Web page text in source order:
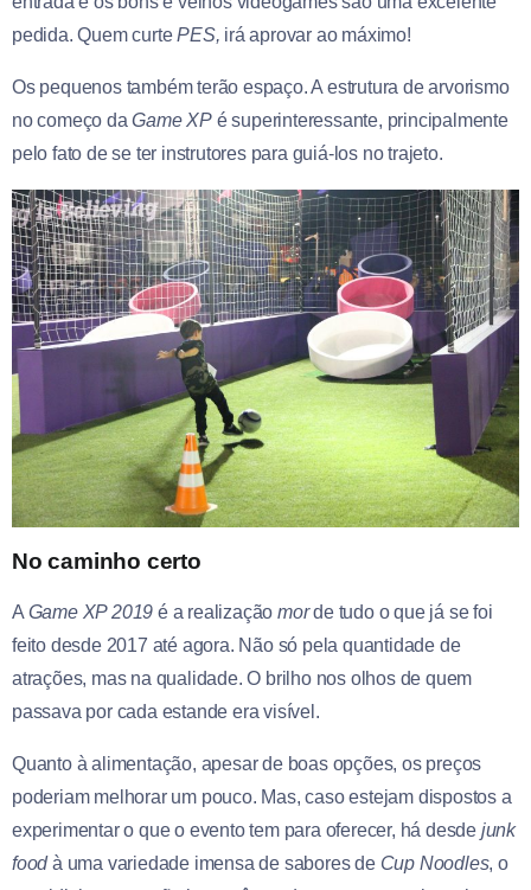
pedida. Quem curtePES, irá aprovar ao máximo!
Os pequenos também terão espaço. A estrutura de arvorismo
no começo daGame XP é superinteressante, principalmente
pelo fato de se ter instrutores para guiá-los no trajeto.
No caminho certo
AGame XP 2019 é a realizaçãomorde tudo o que já se foi
feito desde 2017 até agora. Não só pela quantidade de
atrações, mas na qualidade. O brilho nos olhos de quem
passava por cada estande era visível.
Quanto à alimentação, apesar de boas opções, os preços
poderiam melhorar um pouco. Mas, caso estejam dispostos a
experimentar o que o evento tem para oferecer, há desde junk
foodà uma variedade imensa de sabores de Cup Noodles, o